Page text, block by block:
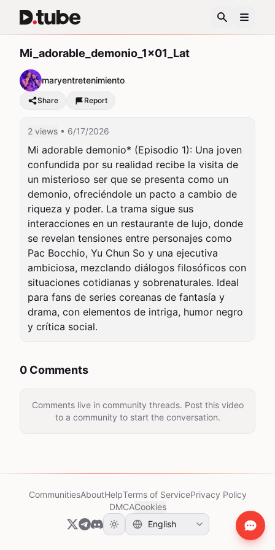
Mi_adorable_demonio_1x01_Lat
maryentretenimiento
Share Report
2 views • 6/17/2026
Mi adorable demonio* (Episodio 1): Una joven
confundida por su realidad recibe la visita de
un misterioso ser que se presenta como un
demonio, ofreciéndole un pacto a cambio de
riqueza y poder. La trama sigue sus
interacciones en un restaurante de lujo, donde
se revelan tensiones entre personajes como
Pac Bocchio, Yu Chun So y una ejecutiva
ambiciosa, mezclando diálogos filosóficos con
situaciones cotidianas y sobrenaturales. Ideal
para fans de series coreanas de fantasía y
drama, con elementos de intriga, humor negro
y crítica social.
0 Comments
Comments live in community threads. Post this video
to a community to start the conversation.
CommunitiesAboutHelpTerms of ServicePrivacy Policy
DMCACookies